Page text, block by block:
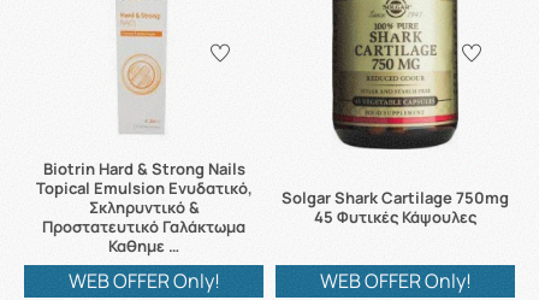
Biotrin Hard & Strong Nails
Topical Emulsion Ενυδατικό,
Σκληρυντικό &
Προστατευτικό Γαλάκτωμα
Καθημε …
WEB OFFER Only!
Solgar Shark Cartilage 750mg
45 Φυτικές Κάψουλες
WEB OFFER Only!